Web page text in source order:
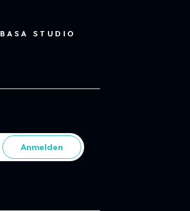
BASA STUDIO
Anmelden